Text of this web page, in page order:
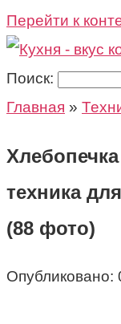
Перейти к
Поиск:
Главная »
техника
(88 фото)
Опубликовано: